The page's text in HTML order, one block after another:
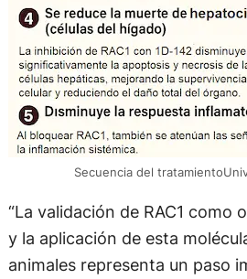
Secuencia del
“La validación de RAC1 como
y la aplicación de esta
animales representa un paso